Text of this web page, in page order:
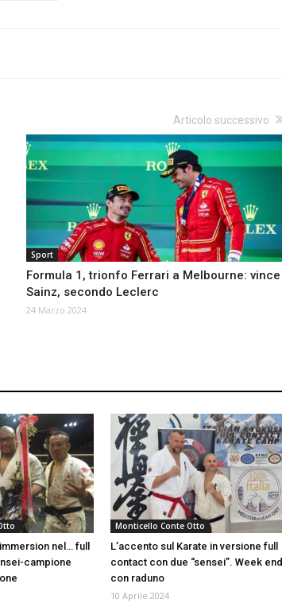
Articolo successivo
Sport
Formula 1, trionfo Ferrari a Melbourne: vince
Sainz, secondo Leclerc
24 Marzo 2024
nel… full
campione
Monticello Conte Otto
L’accento sul Karate in versione full
contact con due “sensei”. Week end
con raduno
10 Aprile 2024